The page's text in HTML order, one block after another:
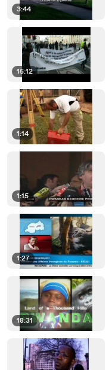
3:44
15:12
1:14
1:15
1:27
18:31